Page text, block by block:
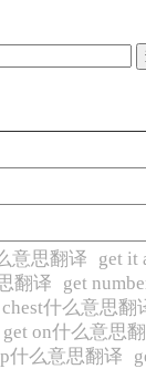
意思翻译
get it
翻译
get
什么意思翻
get on什么意思
什么意思翻译